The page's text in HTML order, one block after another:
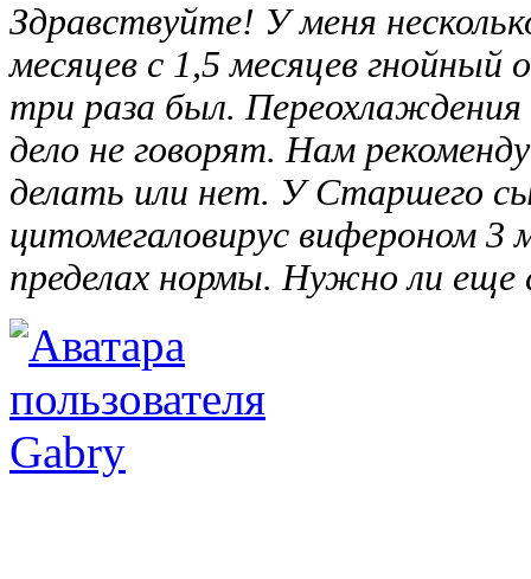
Здравствуйте! У меня
месяцев с 1,5 месяцев
три раза был. Переохлаждения
дело не говорят. Нам
делать или нет. У Старшего
цитомегаловирус вифероном 3
пределах нормы. Нужно ли еще
Gabry